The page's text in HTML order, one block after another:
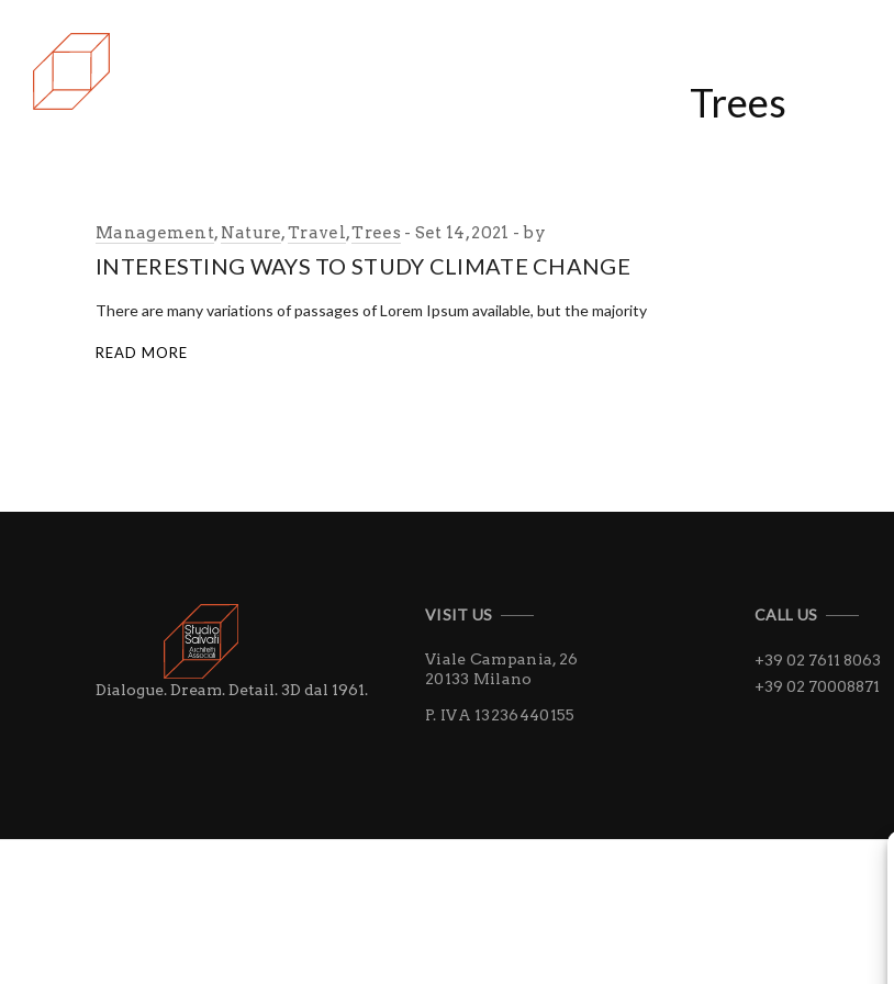
Trees
Management, Nature,Travel,Trees Set 14, 2021 by
INTERESTING WAYS TO STUDY CLIMATE CHANGE
There are many variations of passages of Lorem Ipsum available, but the majority
READ MORE
Dialogue. Dream. Detail. 3D dal 1961.
VISIT US
Viale Campania, 26
20133 Milano
P. IVA 13236440155
CALL US
+39 02 7611 8063
+39 02 70008871